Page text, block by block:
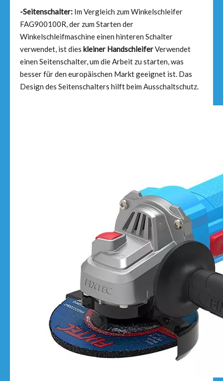
-Seitenschalter: Im Vergleich zum Winkelschleifer
FAG900100R, der zum Starten der
Winkelschleifmaschine einen hinteren Schalter
verwendet, ist dies kleiner HandschleiferVerwendet
einen Seitenschalter, um die Arbeit zu starten, was
besser für den europäischen Markt geeignet ist. Das
Design des Seitenschalters hilft beim Ausschaltschutz.